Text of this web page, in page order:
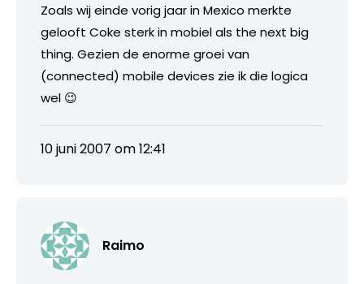
Zoals wij einde vorig jaar in Mexico merkte
gelooft Coke sterk in mobiel als the next big
thing. Gezien de enorme groei van
(connected) mobile devices zie ik die logica
wel 😉
10 juni 2007 om 12:41
Raimo